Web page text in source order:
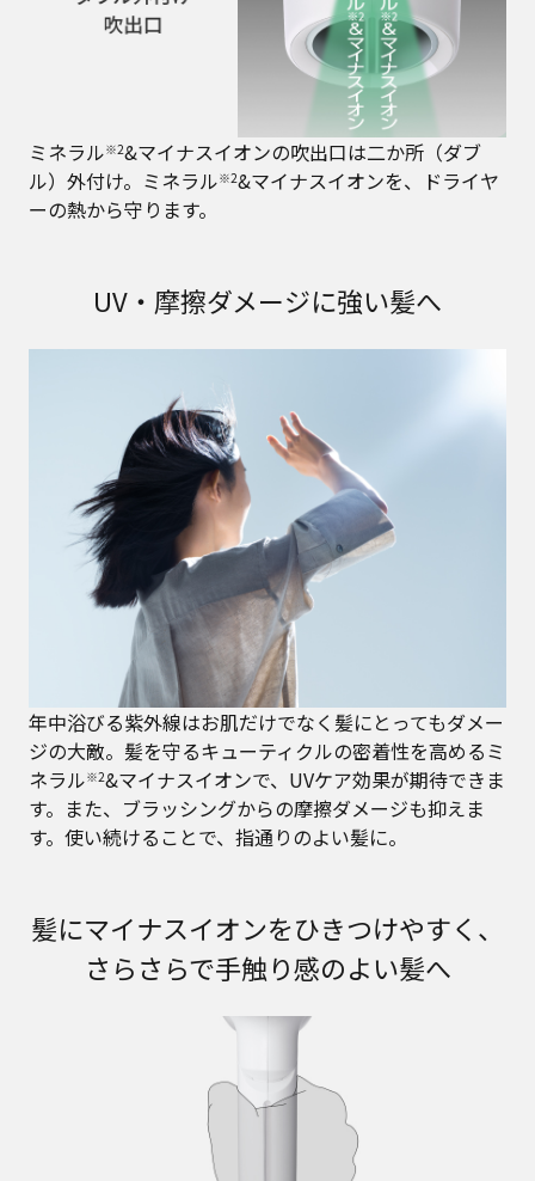
ミネラル※2&マイナスイオンの吹出口は二か所（ダブ
ル）外付け。ミネラル※2&マイナスイオンを、ドライヤ
ーの熱から守ります。
UV・摩擦ダメージに強い髪へ
年中浴びる紫外線はお肌だけでなく髪にとってもダメー
ジの大敵。髪を守るキューティクルの密着性を高めるミ
ネラル※2&マイナスイオンで、UVケア効果が期待できま
す。また、ブラッシングからの摩擦ダメージも抑えま
す。使い続けることで、指通りのよい髪に。
髪にマイナスイオンをひきつけやすく、
さらさらで手触り感のよい髪へ